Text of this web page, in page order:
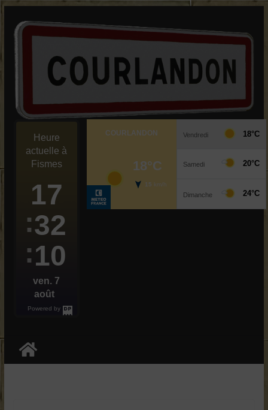
au
Powered by
Heure
actuelle à
Fismes
17
32
11
ven. 7
août